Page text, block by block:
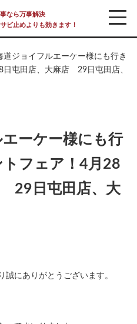
なら万事解決
ビ止めよりも効きます！
道ジョイフルエーケー様にも行き
日屯田店、大麻店 29日屯田店、
ーケー様にも行
フェア！4月28
29日屯田店、大
誠にありがとうございます。